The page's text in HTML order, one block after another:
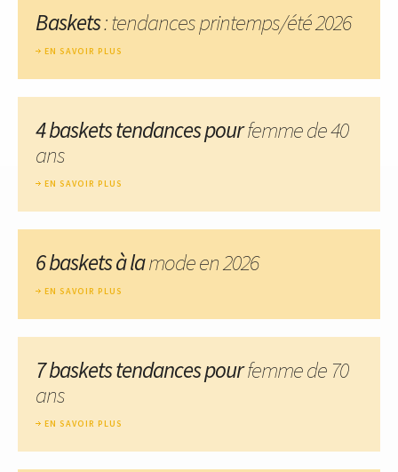
Baskets: tendances printemps/été 2026
EN SAVOIR PLUS
4 baskets tendances pourfemme de 40
ans
EN SAVOIR PLUS
6 baskets à lamode en 2026
EN SAVOIR PLUS
7 baskets tendances pourfemme de 70
ans
EN SAVOIR PLUS